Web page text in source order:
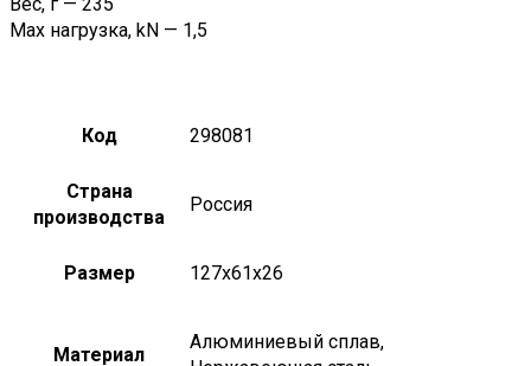
Вес, г — 235
Мах нагрузка, kN — 1,5
Код 298081
Страна
производства
Россия
Размер 127х61х26
Материал
Алюминиевый сплав,